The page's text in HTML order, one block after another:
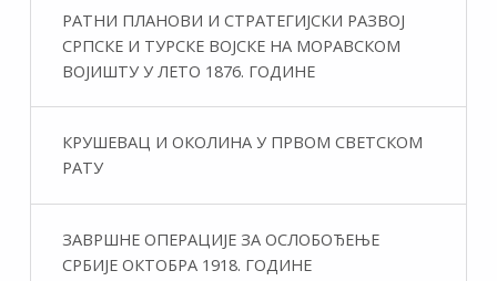
РАТНИ ПЛАНОВИ И СТРАТЕГИЈСКИ РАЗВОЈ
СРПСКЕ И ТУРСКЕ ВОЈСКЕ НА МОРАВСКОМ
ВОЈИШТУ У ЛЕТО 1876. ГОДИНЕ
КРУШЕВАЦ И ОКОЛИНА У ПРВОМ СВЕТСКОМ
РАТУ
ЗАВРШНЕ ОПЕРАЦИЈЕ ЗА ОСЛОБОЂЕЊЕ
СРБИЈЕ ОКТОБРА 1918. ГОДИНЕ